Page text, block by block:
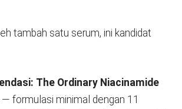
tambah satu serum, ini kandidat
The Ordinary Niacinamide
— formulasi minimal dengan 11